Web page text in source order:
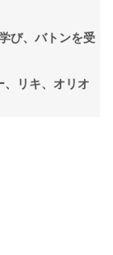
び、バトンを受
、リキ、オリオ